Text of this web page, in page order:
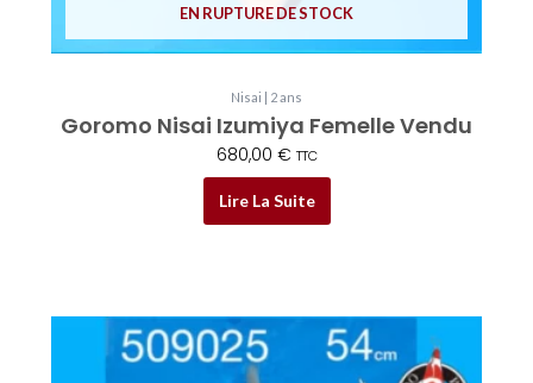
EN RUPTURE DE STOCK
Nisai | 2 ans
Goromo Nisai Izumiya Femelle Vendu
680,00 € TTC
Lire La Suite